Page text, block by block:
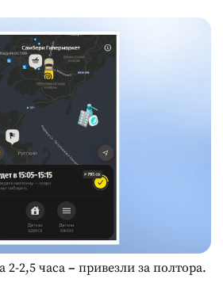
2-2,5 часа – привезли за полтора.